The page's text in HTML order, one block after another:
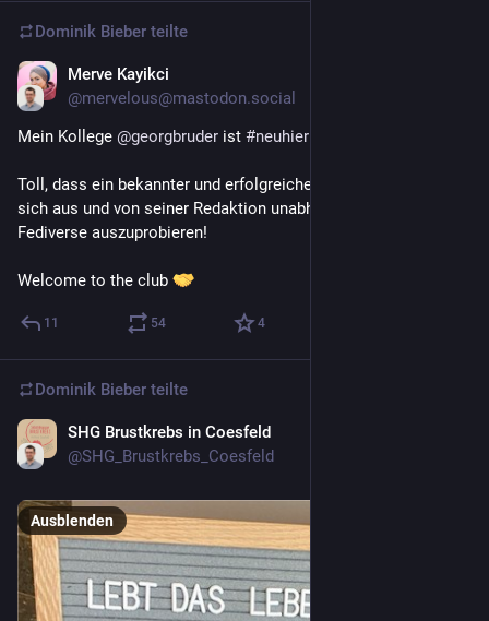
Dominik Bieber teilte
Merve Kayikci
@mervelous@mastodon.social
Mein Kollege @georgbruder ist #neuhier
Toll, dass ein bekannter und erfolgreicher SWR-Moderator von
sich aus und von seiner Redaktion unabhängig Lust hat das
Fediverse auszuprobieren!
Welcome to the club
11 54 4
Dominik Bieber teilte
SHG Brustkrebs in Coesfeld
@SHG_Brustkrebs_Coesfeld
Ausblenden